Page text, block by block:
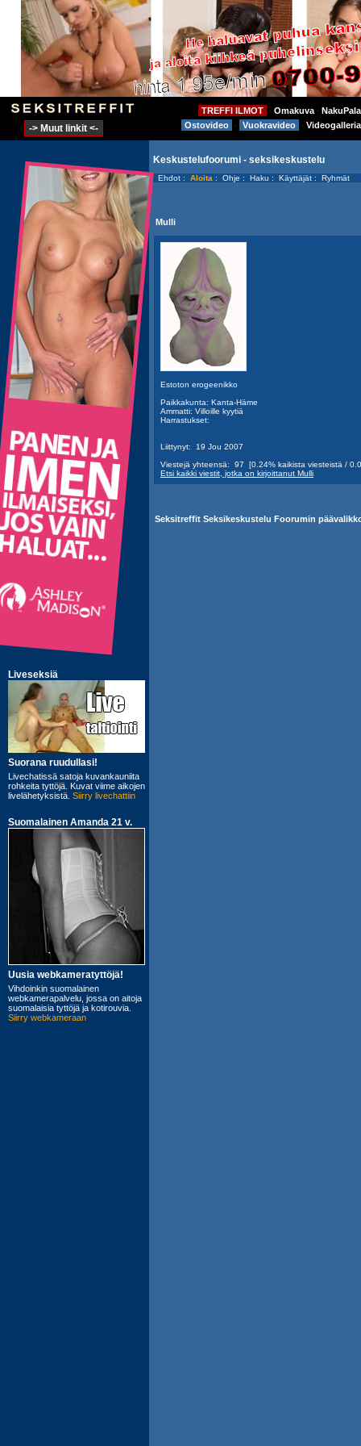
TREFFI ILMOT ⋅ Omakuva ⋅
Ostovideo
⋅ Vuokravideo ⋅ Videogalleria
-> Muut linkit <-
Keskustelufoorumi - seksikeskustelu
Ehdot : Aloita : Ohje : Haku : Käyttäjät : Ryhmät
Mulli
Estoton erogeenikko
Paikkakunta: Kanta-Häme
Ammatti: Villoille kyytiä
Harrastukset:
Liittynyt: 19 Jou 2007
Viestejä yhteensä: 97 [0.24% kaikista viesteistä /
Etsi kaikki viestit, jotka on kirjoittanut Mulli
Seksitreffit Seksikeskustelu Foorumin